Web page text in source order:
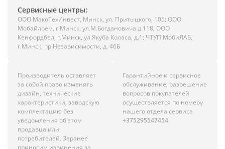
Сервисные центры:
ООО МакоТехИнвест, Минск, ул. Притыцкого, 105; ООО
Мобайлрем, г.Минск, ул.М.Богдановича д.118; ООО
Кенфордбел, г.Минск, ул.Якуба Коласа, д.1; ЧТУП МобиЛАБ,
г.Минск, пр.Независимости, д. 46Б
Производитель оставляет
за собой право изменять
дизайн, технические
характеристики, заводскую
комплектацию без
уведомления об этом
продавца или
потребителей. Заранее
приносим извинения за
Гарантийное и сервисное
обслуживание, разрешение
вопросов покупателей
осуществляется по номеру
нашего отдела сервиса
+375295547454